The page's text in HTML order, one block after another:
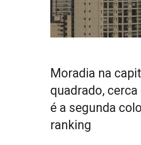
Moradia na
quadrado,
é a segunda
ranking